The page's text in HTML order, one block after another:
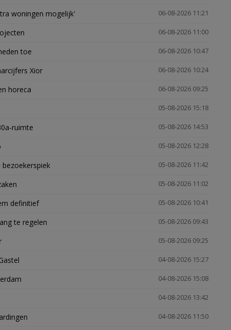
06-08-2026 11:21
woningen mogelijk'
06-08-2026 11:00
06-08-2026 10:47
toe
06-08-2026 10:24
Xior
06-08-2026 09:25
horeca
05-08-2026 15:18
05-08-2026 14:53
ruimte
05-08-2026 12:28
05-08-2026 11:42
05-08-2026 11:02
05-08-2026 10:41
definitief
05-08-2026 09:43
te regelen
05-08-2026 09:25
04-08-2026 15:27
04-08-2026 15:08
04-08-2026 13:42
04-08-2026 11:50